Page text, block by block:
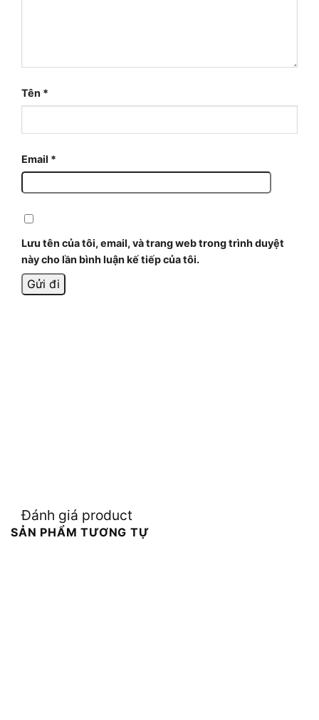
Tên *
Email *
Lưu tên của tôi, email, và trang web trong trình duyệt
này cho lần bình luận kế tiếp của tôi.
Đánh giá product
SẢN PHẨM TƯƠNG TỰ